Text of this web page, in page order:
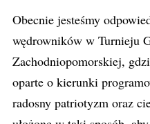
Obecnie jesteśmy
wędrowników w Turnieju
Zachodniopomorskiej,
oparte o kierunki
radosny patriotyzm oraz